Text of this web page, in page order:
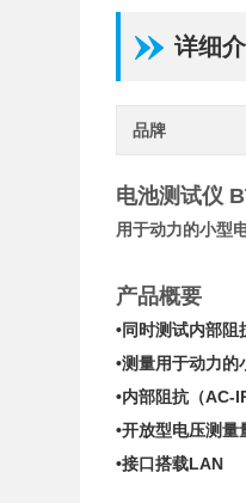
详细
品牌
电池测试仪
用于动力的小型
产品概要
•同时测试内部
•测量用于动力
•内部阻抗（
•开放型电压测
•接口搭载LAN